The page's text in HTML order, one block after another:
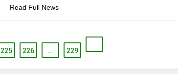
Read Full News
225 226 … 229